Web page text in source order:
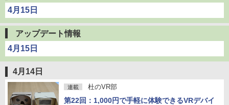
4月15日
アップデート情報
4月15日
4月14日
連載 杜のVR部
第22回：1,000円で手軽に体験できるVRデバイ